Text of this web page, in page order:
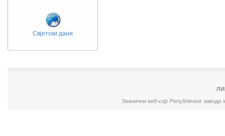
Свјетски дани
Званични веб-сајт Републичког